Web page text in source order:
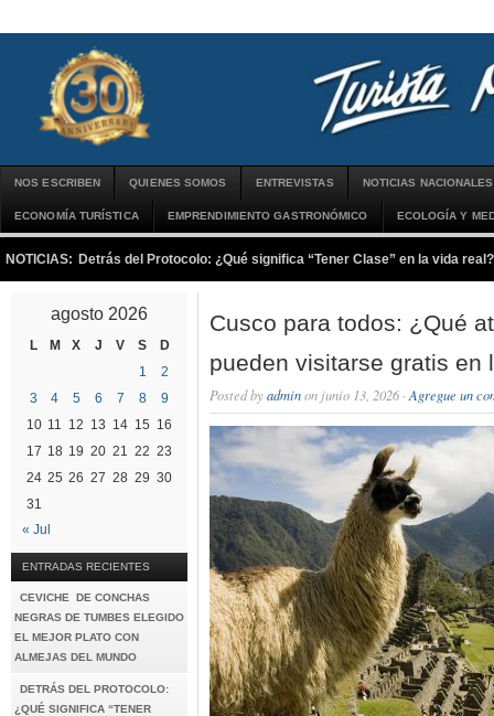
NOS ESCRIBEN QUIENES SOMOS ENTREVISTAS NOTICIAS NACIONALES
ECONOMÍA TURÍSTICA EMPRENDIMIENTO GASTRONÓMICO ECOLOGÍA Y
NOTICIAS: Detrás del Protocolo: ¿Qué significa “Tener Clase” en la vida real?
agosto 2026
L M X J V S
D
1
2
3
4 5 6 7 8
9
10 11 12 13 14 15 16
17 18 19 20 21 22 23
24 25 26 27 28 29 30
31
« Jul
ENTRADAS RECIENTES
CEVICHE DE CONCHAS
NEGRAS DE TUMBES ELEGIDO
EL MEJOR PLATO CON
ALMEJAS DEL MUNDO
DETRÁS DEL PROTOCOLO:
¿QUÉ SIGNIFICA “TENER
Cusco para todos: ¿Qué
pueden visitarse gratis en
Posted byadminon junio 13, 2026 · Agregue un